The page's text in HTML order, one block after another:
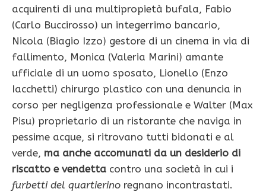
acquirenti di una multipropietà bufala, Fabio
(Carlo Buccirosso) un integerrimo bancario,
Nicola (Biagio Izzo) gestore di un cinema in via di
fallimento, Monica (Valeria Marini) amante
ufficiale di un uomo sposato, Lionello (Enzo
Iacchetti) chirurgo plastico con una denuncia in
corso per negligenza professionale e Walter (Max
Pisu) proprietario di un ristorante che naviga in
pessime acque, si ritrovano tutti bidonati e al
verde, ma anche accomunati da un desiderio di
riscatto e vendetta contro una società in cui i
furbetti del quartierino regnano incontrastati.